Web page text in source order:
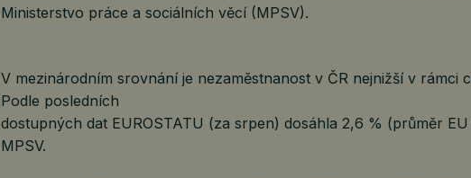
Ministerstvo práce a sociálních věcí (MPSV).
V mezinárodním srovnání je nezaměstnanost v ČR nejnižší v rámci
Podle posledních
dostupných dat EUROSTATU (za srpen) dosáhla 2,6 % (průměr
MPSV.